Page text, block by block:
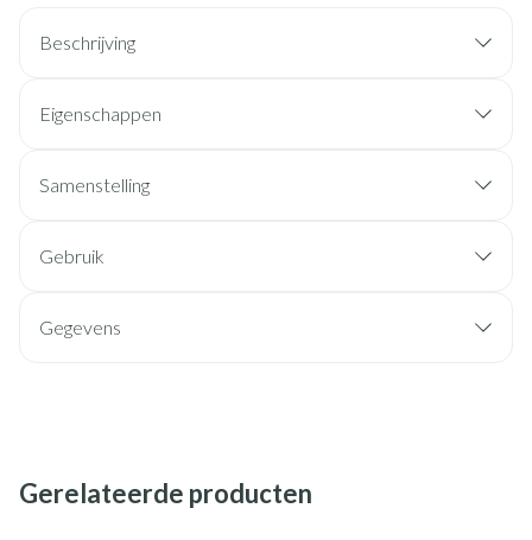
Beschrijving
Eigenschappen
Samenstelling
Gebruik
Gegevens
Gerelateerde producten